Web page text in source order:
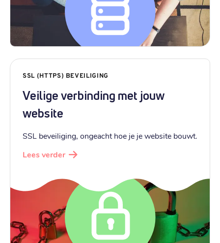
SSL (HTTPS) BEVEILIGING
Veilige verbinding met jouw
website
SSL beveiliging, ongeacht hoe je je website bouwt.
Lees verder